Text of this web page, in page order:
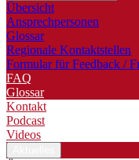
Übersicht
Ansprechpersonen
Glossar
Regionale Kontaktstellen
Formular für Feedback /
FAQ
Glossar
Kontakt
Podcast
Videos